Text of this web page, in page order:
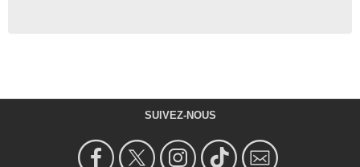
SUIVEZ-NOUS